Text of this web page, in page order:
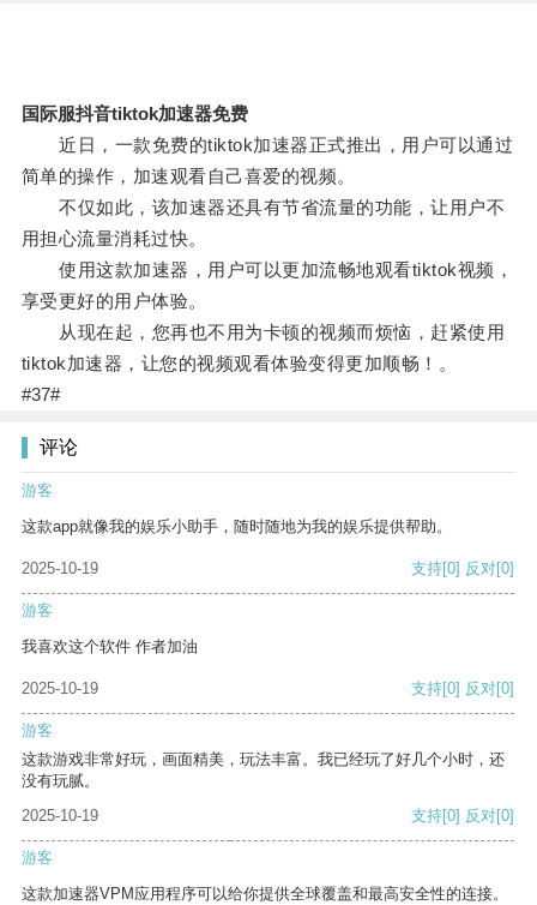
国际服抖音tiktok加速器免费
近日，一款免费的tiktok加速器正式推出，用户可以通过
简单的操作，加速观看自己喜爱的视频。
不仅如此，该加速器还具有节省流量的功能，让用户不
用担心流量消耗过快。
使用这款加速器，用户可以更加流畅地观看tiktok视频，
享受更好的用户体验。
从现在起，您再也不用为卡顿的视频而烦恼，赶紧使用
tiktok加速器，让您的视频观看体验变得更加顺畅！。
#37#
评论
游客
这款app就像我的娱乐小助手，随时随地为我的娱乐提供帮助。
2025-10-19 支持[0] 反对[0]
游客
我喜欢这个软件 作者加油
2025-10-19 支持[0] 反对[0]
游客
这款游戏非常好玩，画面精美，玩法丰富。我已经玩了好几个小时，还
没有玩腻。
2025-10-19
支持[0] 反对[0]
游客
这款加速器VPM应用程序可以给你提供全球覆盖和最高安全性的连接。